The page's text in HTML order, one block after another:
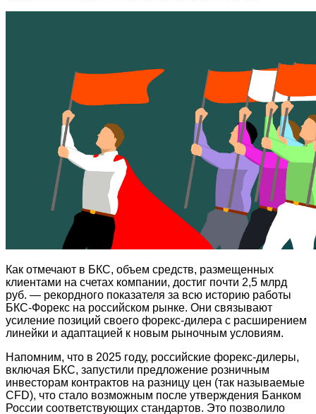
Как отмечают в БКС, объем средств, размещенных
клиентами на счетах компании, достиг почти 2,5 млрд
руб. — рекордного показателя за всю историю работы
БКС-Форекс на российском рынке. Они связывают
усиление позиций своего форекс-дилера с расширением
линейки и адаптацией к новым рыночным условиям.
Напомним, что в 2025 году, российские форекс-дилеры,
включая БКС, запустили предложение розничным
инвесторам контрактов на разницу цен (так называемые
CFD), что стало возможным после утверждения Банком
России соответствующих стандартов. Это позволило